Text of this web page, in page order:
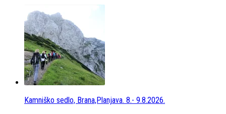
Kamniško sedlo, Brana,Planjava. 8.- 9.8.2026.